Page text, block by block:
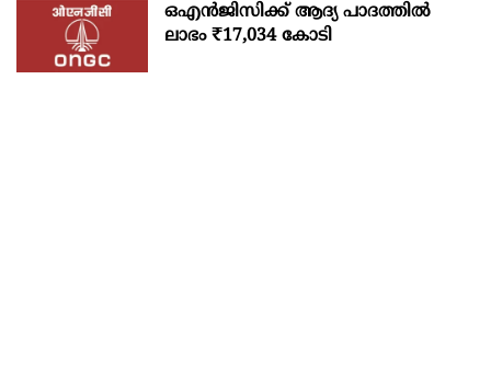
ഒഎന്‍ജിസിക്ക് ആദ്യ പാദത്തില്‍
ലാഭം ₹17,034 കോടി